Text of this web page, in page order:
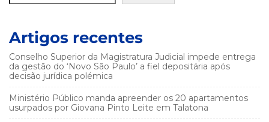
Artigos recentes
Conselho Superior da Magistratura Judicial impede entrega
da gestão do ‘Novo São Paulo’ a fiel depositária após
decisão jurídica polémica
Ministério Público manda apreender os 20 apartamentos
usurpados por Giovana Pinto Leite em Talatona